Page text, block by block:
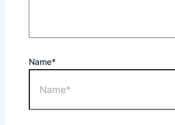
Name*